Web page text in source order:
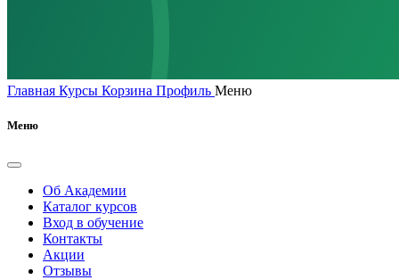
Главная Курсы Корзина Профиль Меню
Меню
Об Академии
Каталог курсов
Вход в обучение
Контакты
Акции
Отзывы